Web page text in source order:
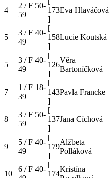
4
2 / F 50-
59
173
]
Eva Hlaváčová
5
3 / F 40-
49
[
158
]
Lucie Koutská
5
3 / F 40-
49
[
126
]
Věra
Bartoníčková
7
1 / F 18-
39
[
143
]
Pavla Francke
8
3 / F 50-
59
[
137
]
Jana Cíchová
9
5 / F 40-
49
[
179
]
Alžbeta
Polláková
10
6 / F 40-
[
174
Kristína